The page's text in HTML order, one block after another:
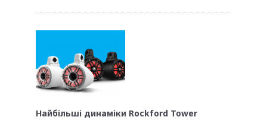
Найбільші динаміки Rockford Tower